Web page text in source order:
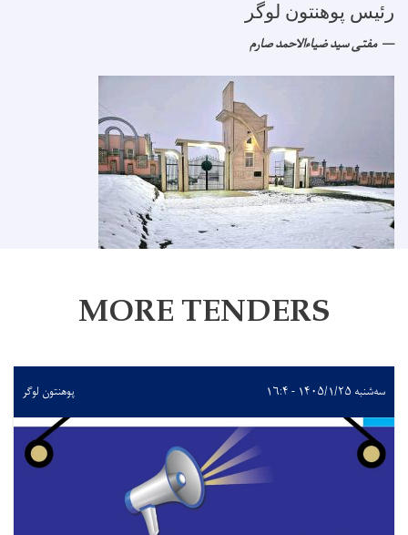
رئیس پوهنتون لوگر
مفتی سید ضیاءالاحمد صارم
MORE TENDERS
سه‌شنبه ۱۴۰۵/۱/۲۵ - ۱۶:۴ پوهنتون لوگر